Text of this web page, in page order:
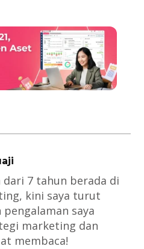
dari 7 tahun berada di
kini saya turut
saya
marketing dan
membaca!